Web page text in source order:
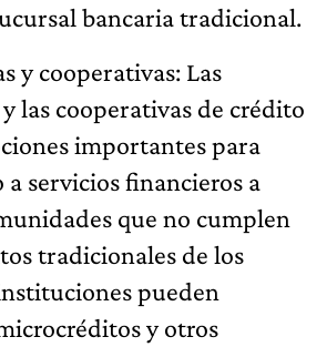
bancaria tradicional.
y cooperativas: Las
las cooperativas de crédito
importantes para
a servicios financieros a
que no cumplen
tradicionales de los
pueden
y otros